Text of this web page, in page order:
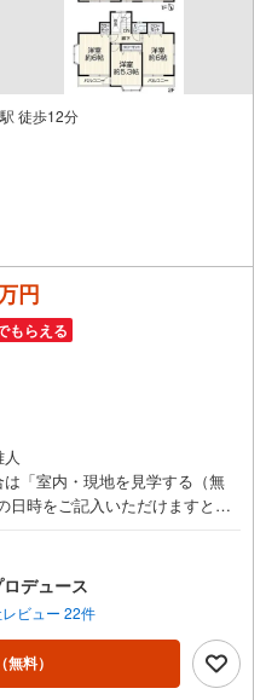
徒歩12分
円
もらえる
「室内・現地を見学する（無
日時をご記入いただけますとス
住プロは、戸塚区・泉区・瀬
売買専門会社です！最新物件
多数ご用意！お気軽にお問合
専門スタッフによる【丁寧な資
ンシャルプラン提案書の作成】
デュース
ビュー 22件
（無料）